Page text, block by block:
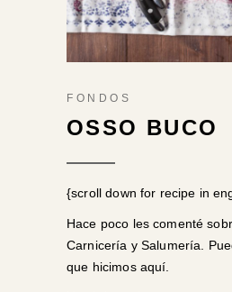
FONDOS
OSSO BUCO
{scroll down for recipe in
Hace poco les comenté
Carnicería y Salumería.
que hicimos aquí